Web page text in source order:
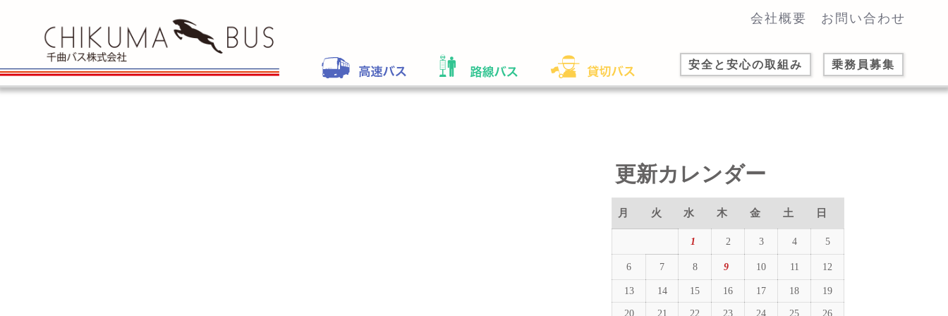
会社概要 お問い合わせ
安全と安心の取組み 乗務員募集
更新カレンダー
月 火 水 木 金 土 日
1 2 3 4 5
6 7 8 9 10 11 12
13 14 15 16 17 18 19
20 21 22 23 24 25 26